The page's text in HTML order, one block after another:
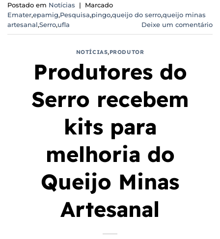
Postado em Notícias |
Marcado
Emater,epamig,Pesquisa,pingo,queijo do serro,queijo minas
artesanal,Serro,ufla Deixe um comentário
NOTÍCIAS,PRODUTOR
Produtores do
Serro recebem
kits para
melhoria do
Queijo Minas
Artesanal